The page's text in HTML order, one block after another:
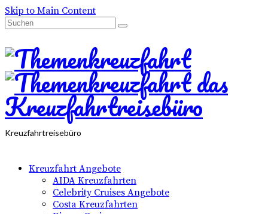
Skip to Main Content
Suchen
Kreuzfahrtreisebüro
Kreuzfahrt Angebote
AIDA Kreuzfahrten
Celebrity Cruises Angebote
Costa Kreuzfahrten